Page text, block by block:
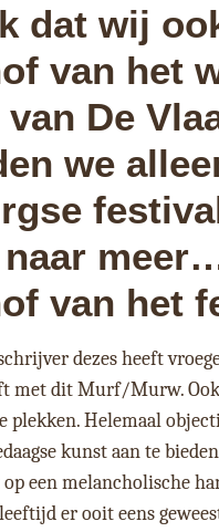
dat wij
van het
van De
we
van het
dezes heeft
met dit Murf/Murw.
plekken. Helemaal
kunst aan te
een melancholische
er ooit eens